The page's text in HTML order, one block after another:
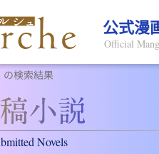
公式漫
Official
検索結果
Novels